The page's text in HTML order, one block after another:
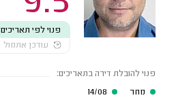
פנוי לפי תאריכים
עודכן אתמול
פנוי להובלת דירה בתאריכים:
מחר